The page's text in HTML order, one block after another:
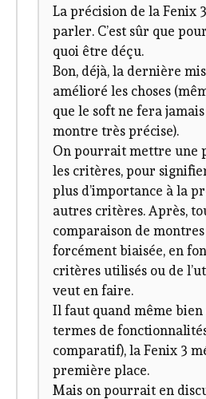
La précision de la Fenix
parler. C’est sûr que
quoi être déçu.
Bon, déjà, la dernière
amélioré les choses
que le soft ne fera jamais
montre très précise).
On pourrait mettre une
les critères, pour
plus d’importance à la
autres critères. Après,
comparaison de montres
forcément biaisée, en
critères utilisés ou de
veut en faire.
Il faut quand même bien
termes de
comparatif), la Fenix 3
première place.
Mais on pourrait en